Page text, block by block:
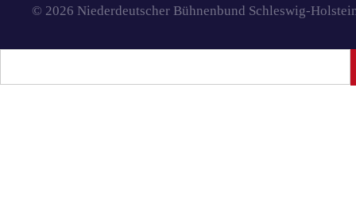
© 2026 Niederdeutscher Bühnenbund Schleswig-